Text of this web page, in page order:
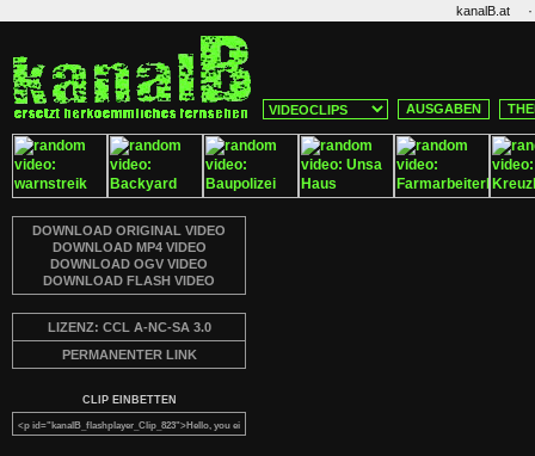
kanalB.at ·
AUSGABEN
DOWNLOAD ORIGINAL VIDEO
DOWNLOAD MP4 VIDEO
DOWNLOAD OGV VIDEO
DOWNLOAD FLASH VIDEO
LIZENZ: CCL A-NC-SA 3.0
PERMANENTER LINK
CLIP EINBETTEN